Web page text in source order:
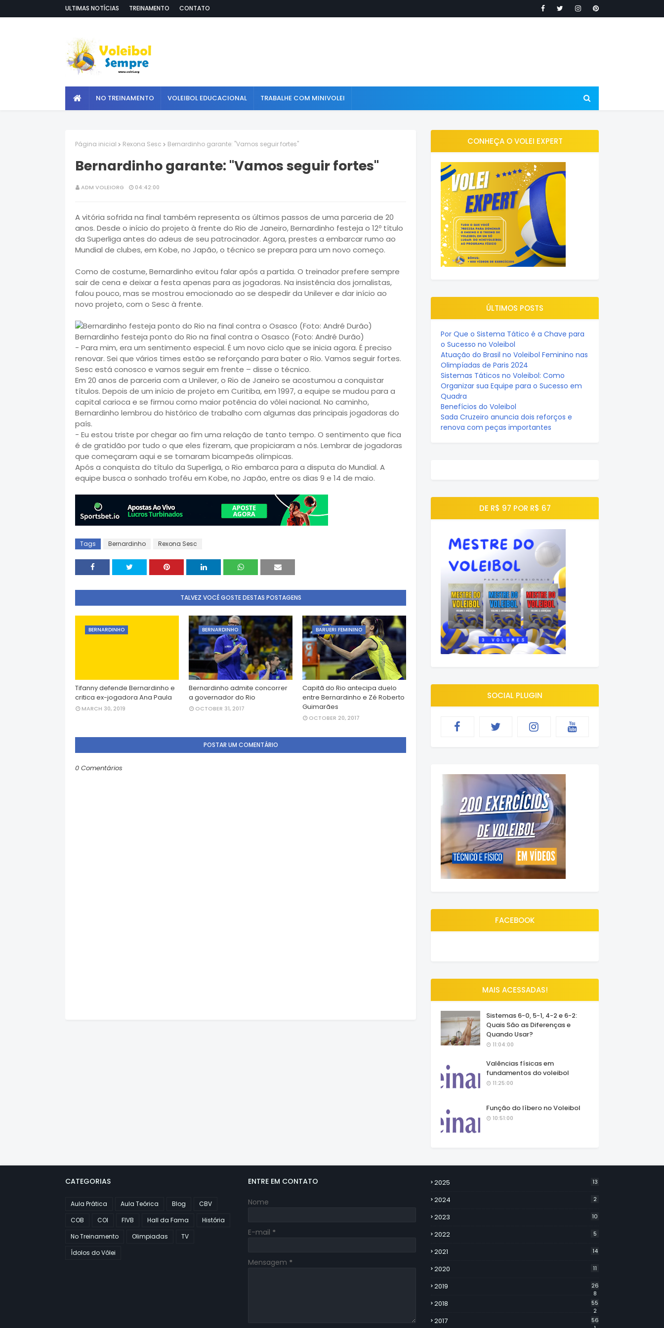
ULTIMAS NOTÍCIAS TREINAMENTO CONTATO
NO TREINAMENTO VOLEIBOL EDUCACIONAL TRABALHE COM MINIVOLEI
Página inicial Rexona Sesc Bernardinho garante: "Vamos seguir fortes"
Bernardinho garante: "Vamos seguir fortes"
ADM VOLEIORG 04:42:00
A vitória sofrida na final também representa os últimos passos de uma parceria de 20
anos. Desde o início do projeto à frente do Rio de Janeiro, Bernardinho festeja o 12º título
da Superliga antes do adeus de seu patrocinador. Agora, prestes a embarcar rumo ao
Mundial de clubes, em Kobe, no Japão, o técnico se prepara para um novo começo.
Como de costume, Bernardinho evitou falar após a partida. O treinador prefere sempre
sair de cena e deixar a festa apenas para as jogadoras. Na insistência dos jornalistas,
falou pouco, mas se mostrou emocionado ao se despedir da Unilever e dar início ao
novo projeto, com o Sesc à frente.
Bernardinho festeja ponto do Rio na final contra o Osasco (Foto: André Durão)
- Para mim, era um sentimento especial. É um novo ciclo que se inicia agora. É preciso
renovar. Sei que vários times estão se reforçando para bater o Rio. Vamos seguir fortes.
Sesc está conosco e vamos seguir em frente – disse o técnico.
Em 20 anos de parceria com a Unilever, o Rio de Janeiro se acostumou a conquistar
títulos. Depois de um início de projeto em Curitiba, em 1997, a equipe se mudou para a
capital carioca e se firmou como maior potência do vôlei nacional. No caminho,
Bernardinho lembrou do histórico de trabalho com algumas das principais jogadoras do
país.
- Eu estou triste por chegar ao fim uma relação de tanto tempo. O sentimento que fica
é de gratidão por tudo o que eles fizeram, que propiciaram a nós. Lembrar de jogadoras
que começaram aqui e se tornaram bicampeãs olímpicas.
Após a conquista do título da Superliga, o Rio embarca para a disputa do Mundial. A
equipe busca o sonhado troféu em Kobe, no Japão, entre os dias 9 e 14 de maio.
Tags Bernardinho Rexona Sesc
TALVEZ VOCÊ GOSTE DESTAS POSTAGENS
BERNARDINHO
Tifanny defende Bernardinho e
critica ex-jogadora Ana Paula
MARCH 30, 2019
BERNARDINHO
Bernardinho admite concorrer
a governador do Rio
OCTOBER 31, 2017
BARUERI FEMININO
Capitã do Rio antecipa duelo
entre Bernardinho e Zé Roberto
Guimarães
OCTOBER 20, 2017
POSTAR UM COMENTÁRIO
0 Comentários
CONHEÇA O VOLEI EXPERT
ÚLTIMOS POSTS
Por Que o Sistema Tático é a Chave para
o Sucesso no Voleibol
Atuação do Brasil no Voleibol Feminino nas
Olimpíadas de Paris 2024
Sistemas Táticos no Voleibol: Como
Organizar sua Equipe para o Sucesso em
Quadra
Benefícios do Voleibol
Sada Cruzeiro anuncia dois reforços e
renova com peças importantes
DE R$ 97 POR R$ 67
SOCIAL PLUGIN
FACEBOOK
MAIS ACESSADAS!
Sistemas 6-0, 5-1, 4-2 e 6-2:
Quais São as Diferenças e
Quando Usar?
11:04:00
Valências físicas em
fundamentos do voleibol
11:25:00
Função do líbero no Voleibol
10:51:00
CATEGORIAS
Aula Prática Aula Teórica Blog
CBV
COB
COI FIVB Hall da Fama
História
No Treinamento
Olimpiadas
TV
Ídolos do Vôlei
ENTRE EM CONTATO
Nome
E-mail *
Mensagem *
2025 13
2024 2
2023 10
2022 5
2021 14
2020 11
2019
26
8
2018
55
2
2017
56